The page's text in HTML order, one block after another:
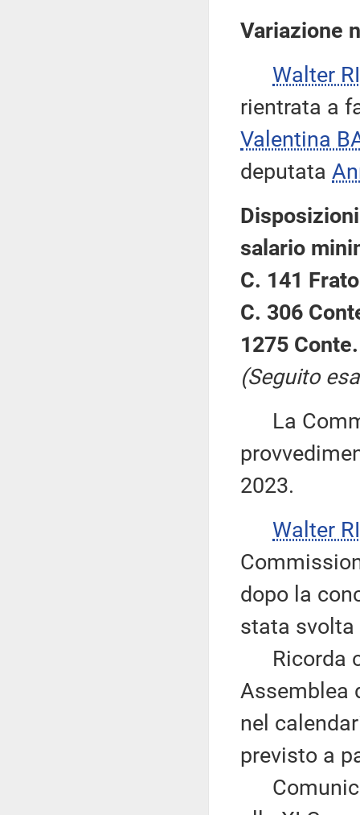
Variazione
Walter
rientrata a
Valentina
deputata
salario
C. 141
C. 306
1275 Conte.
(Seguito
La
2023.
Walter
dopo la
stata svolta
Ricorda
Assemblea
nel
previsto a